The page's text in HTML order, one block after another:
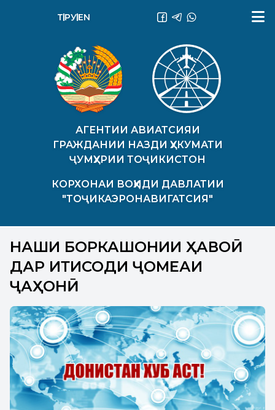
АГЕНТИИ АВИАТСИЯИ
ГРАЖДАНИИ НАЗДИ ҲУКУМАТИ
ҶУМҲУРИИ ТОҶИКИСТОН
КОРХОНАИ ВОҲИДИ ДАВЛАТИИ
"ТОҶИКАЭРОНАВИГАТСИЯ"
ТҶ РУEN
НАШҚИ БОРКАШОНИИ ҲАВОӢ
ДАР ИҚТИСОДИ ҶОМЕАИ
ҶАҲОНӢ